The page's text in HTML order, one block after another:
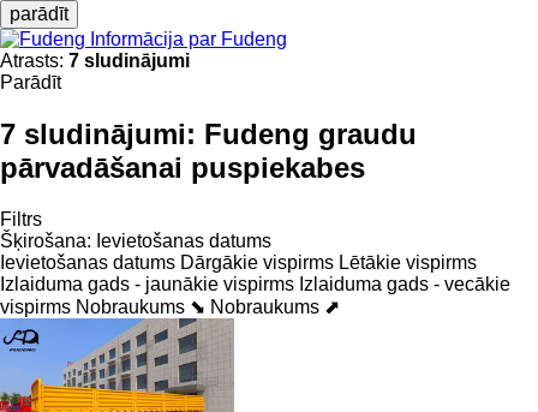
parādīt
Informācija par Fudeng
Atrasts: 7 sludinājumi
Parādīt
7 sludinājumi: Fudeng graudu
pārvadāšanai puspiekabes
Filtrs
Šķirošana: Ievietošanas datums
Ievietošanas datums Dārgākie vispirms Lētākie vispirms
Izlaiduma gads - jaunākie vispirms Izlaiduma gads - vecākie
vispirms Nobraukums ⬊ Nobraukums ⬈